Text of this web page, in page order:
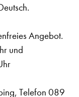
Angebot.
und
Telefon 089